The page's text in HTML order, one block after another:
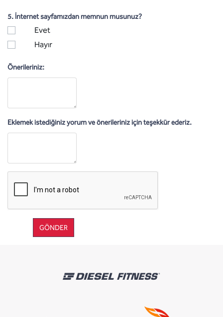
5. İnternet sayfamızdan memnun musunuz?
Evet
Hayır
Önerileriniz:
Eklemek istediğiniz yorum ve önerileriniz için teşekkür ederiz.